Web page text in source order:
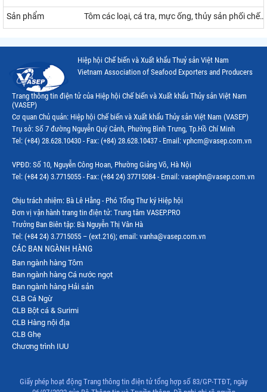
Sản phẩm Tôm các loại, cá tra, mực ống, thủy sản phối chế…
Hiệp hội Chế biến và Xuất khẩu Thuỷ sản Việt Nam
Vietnam Association of Seafood Exporters and Producers
Trang thông tin điện tử của Hiệp hội Chế biến và Xuất khẩu Thủy sản Việt Nam
(VASEP)
Cơ quan Chủ quản: Hiệp hội Chế biến và Xuất khẩu Thủy sản Việt Nam (VASEP)
Trụ sở: Số 7 đường Nguyễn Quý Cảnh, Phường Bình Trưng, Tp.Hồ Chí Minh
Tel: (+84) 28.628.10430 - Fax: (+84) 28.628.10437 - Email: vphcm@vasep.com.vn
VPĐD: Số 10, Nguyễn Công Hoan, Phường Giảng Võ, Hà Nội
Tel: (+84 24) 3.7715055 - Fax: (+84 24) 37715084 - Email: vasephn@vasep.com.vn
Chịu trách nhiệm: Bà Lê Hằng - Phó Tổng Thư ký Hiệp hội
Đơn vị vận hành trang tin điện tử: Trung tâm VASEP.PRO
Trưởng Ban Biên tập: Bà Nguyễn Thị Vân Hà
Tel: (+84 24) 3.7715055 – (ext.216); email: vanha@vasep.com.vn
CÁC BAN NGÀNH HÀNG
Ban ngành hàng Tôm
Ban ngành hàng Cá nước ngọt
Ban ngành hàng Hải sản
CLB Cá Ngừ
CLB Bột cá & Surimi
CLB Hàng nội địa
CLB Ghẹ
Chương trình IUU
Giấy phép hoạt động Trang thông tin điện tử tổng hợp số 83/GP-TTĐT, ngày